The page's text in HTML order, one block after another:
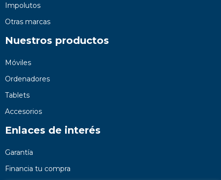
Impolutos
Otras marcas
Nuestros productos
Móviles
Ordenadores
Tablets
Accesorios
Enlaces de interés
Garantía
Financia tu compra